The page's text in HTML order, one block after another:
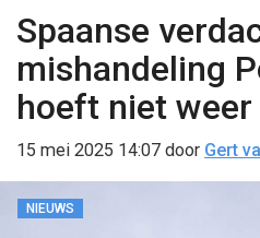
Spaanse
mishandeling
hoeft niet weer
15 mei 2025 14:07 door Gert
NIEUWS